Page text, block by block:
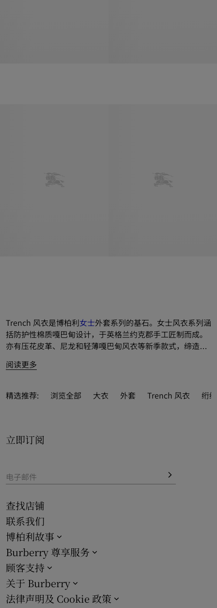
Trench 风衣是博柏利女士外套系列的基石。女士风衣系列涵
括防护性棉质嘎巴甸设计，于英格兰约克郡手工匠制而成。
亦有压花皮革、尼龙和轻薄嘎巴甸风衣等新季款式，缔造温
Heritage 系列 Trench 风衣，致敬延续逾百年的 Burberry
粉色等丰富色调；隽永剪裁适配多样身形，包括修身款切尔
阅读更多
精选推荐: 浏览全部 大衣 外套 Trench 风衣 绗
立即订阅
电子邮件
查找店铺
联系我们
博柏利故事
Burberry 尊享服务
顾客支持
关于 Burberry
法律声明及 Cookie 政策